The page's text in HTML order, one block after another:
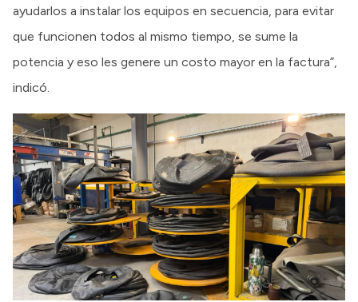
ayudarlos a instalar los equipos en secuencia, para evitar
que funcionen todos al mismo tiempo, se sume la
potencia y eso les genere un costo mayor en la factura”,
indicó.